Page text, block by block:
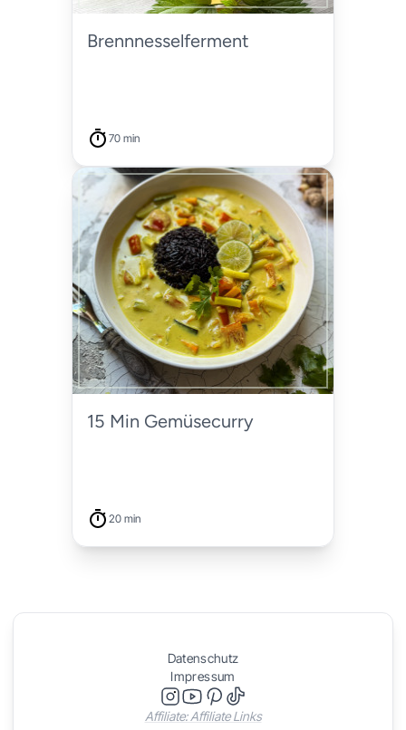
Brennnesselferment
70 min
15 Min Gemüsecurry
20 min
Datenschutz
Impressum
Affiliate: Affiliate Links